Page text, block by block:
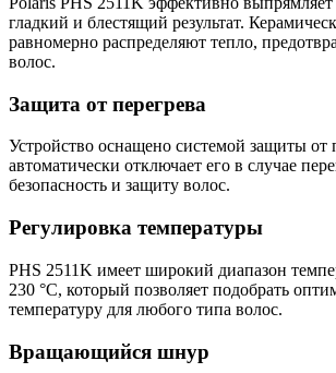
гладкий и блестящий результат.
равномерно распределяют тепло,
волос.
Защита от перегрева
Устройство оснащено системой защиты от
автоматически отключает его в случае
безопасность и защиту волос.
Регулировка температуры
PHS 2511K имеет широкий диапазон
230 °C, который позволяет подобрать
температуру для любого типа волос.
Вращающийся шнур